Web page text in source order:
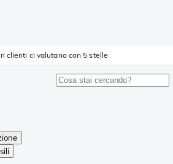
clienti ci valutano con 5 stelle